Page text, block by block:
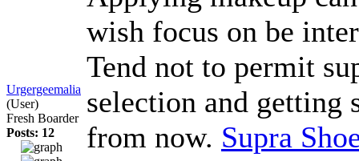
Urgergeemalia
(User)
Fresh Boarder
Posts: 12
wish focus on be
Tend not to permit
selection and
from now. Supra